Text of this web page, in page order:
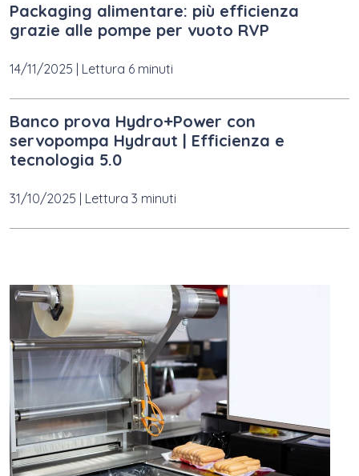
Packaging alimentare: più efficienza
grazie alle pompe per vuoto RVP
14/11/2025 Lettura 6 minuti
Banco prova Hydro+Power con
servopompa Hydraut | Efficienza e
tecnologia 5.0
31/10/2025 Lettura 3 minuti